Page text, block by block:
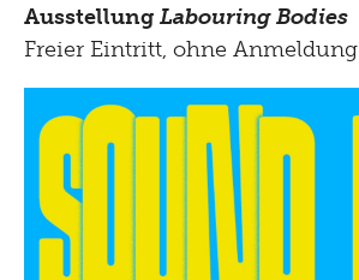
Ausstellung Labouring Bodies
Freier Eintritt, ohne Anmeldung